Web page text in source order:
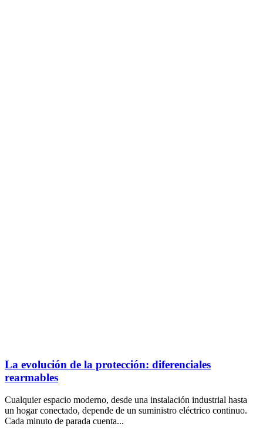
La evolución de la protección: diferenciales
rearmables
Cualquier espacio moderno, desde una instalación industrial hasta
un hogar conectado, depende de un suministro eléctrico continuo.
Cada minuto de parada cuenta...